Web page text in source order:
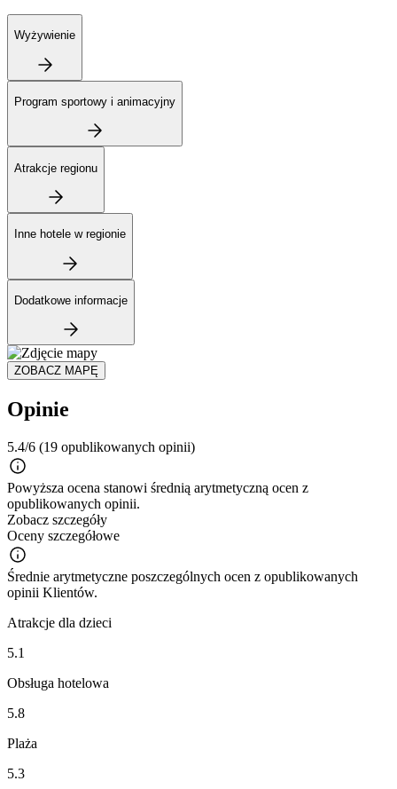
Wyżywienie
Program sportowy i animacyjny
Atrakcje regionu
Inne hotele w regionie
Dodatkowe informacje
ZOBACZ MAPĘ
Opinie
5.4/6 (19 opublikowanych opinii)
Powyższa ocena stanowi średnią arytmetyczną ocen z
opublikowanych opinii.
Zobacz szczegóły
Oceny szczegółowe
Średnie arytmetyczne poszczególnych ocen z opublikowanych
opinii Klientów.
Atrakcje dla dzieci
5.1
Obsługa hotelowa
5.8
Plaża
5.3